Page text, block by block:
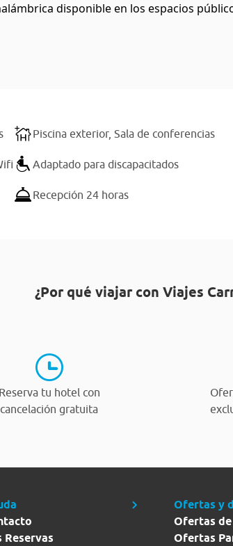
disponible en los espacios
Piscina exterior, Sala de conferencias
Adaptado para discapacitados
Recepción 24 horas
¿Por qué viajar con Viajes
Reserva tu hotel con
cancelación gratuita
Reservas
Ofertas y
Ofertas
Ofertas